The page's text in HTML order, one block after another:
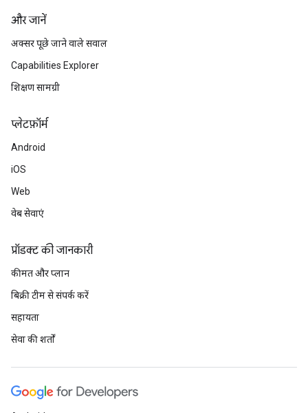
और जानें
अक्सर पूछे जाने वाले सवाल
Capabilities Explorer
शिक्षण सामग्री
प्‍लेटफ़ॉर्म
Android
iOS
Web
वेब सेवाएं
प्रॉडक्ट की जानकारी
कीमत और प्लान
बिक्री टीम से संपर्क करें
सहायता
सेवा की शर्तों